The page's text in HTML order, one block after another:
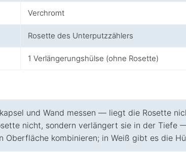
Verchromt
Rosette des Unterputzzählers
1 Verlängerungshülse (ohne Rosette)
und Wand messen — liegt die Rosette
nicht, sondern verlängert sie in der Tiefe
Oberfläche kombinieren; in Weiß gibt es die